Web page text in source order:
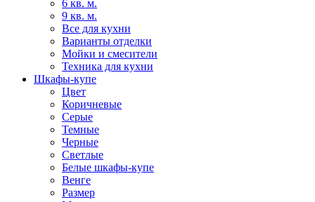
6 кв. м.
9 кв. м.
Все для кухни
Варианты отделки
Мойки и смесители
Техника для кухни
Шкафы-купе
Цвет
Коричневые
Серые
Темные
Черные
Светлые
Белые шкафы-купе
Венге
Размер